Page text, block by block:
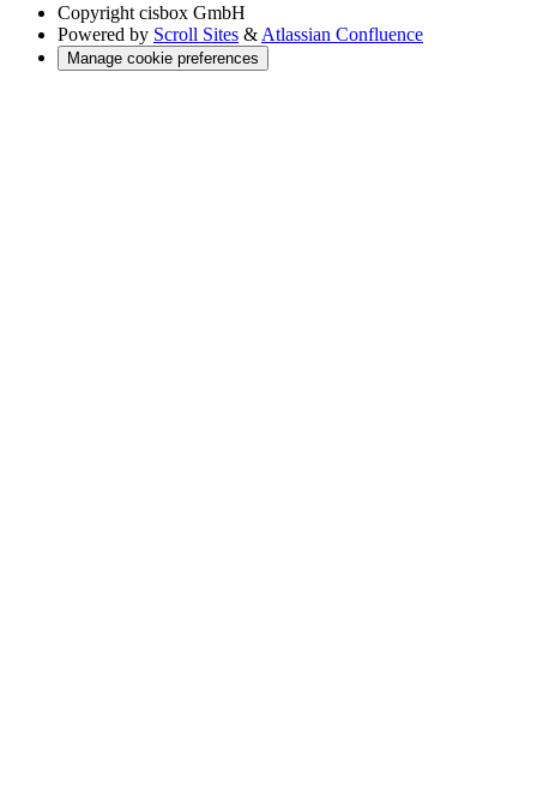
Copyright cisbox GmbH
Powered by Scroll Sites & Atlassian Confluence
Manage cookie preferences